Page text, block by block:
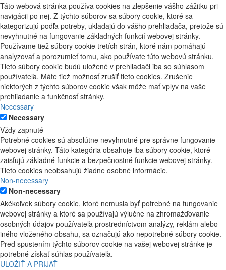
Táto webová stránka používa cookies na zlepšenie vášho zážitku pri
navigácii po nej. Z týchto súborov sa súbory cookie, ktoré sa
kategorizujú podľa potreby, ukladajú do vášho prehliadača, pretože sú
nevyhnutné na fungovanie základných funkcií webovej stránky.
Používame tiež súbory cookie tretích strán, ktoré nám pomáhajú
analyzovať a porozumieť tomu, ako používate túto webovú stránku.
Tieto súbory cookie budú uložené v prehliadači iba so súhlasom
používateľa. Máte tiež možnosť zrušiť tieto cookies. Zrušenie
niektorých z týchto súborov cookie však môže mať vplyv na vaše
prehliadanie a funkčnosť stránky.
Necessary
Necessary
Vždy zapnuté
Potrebné cookies sú absolútne nevyhnutné pre správne fungovanie
webovej stránky. Táto kategória obsahuje iba súbory cookie, ktoré
zaisťujú základné funkcie a bezpečnostné funkcie webovej stránky.
Tieto cookies neobsahujú žiadne osobné informácie.
Non-necessary
Non-necessary
Akékoľvek súbory cookie, ktoré nemusia byť potrebné na fungovanie
webovej stránky a ktoré sa používajú výlučne na zhromažďovanie
osobných údajov používateľa prostredníctvom analýzy, reklám alebo
iného vloženého obsahu, sa označujú ako nepotrebné súbory cookie.
Pred spustením týchto súborov cookie na vašej webovej stránke je
potrebné získať súhlas používateľa.
ULOŽIŤ A PRIJAŤ